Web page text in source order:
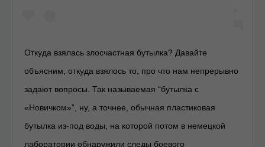
Откуда взялась злосчастная бутылка? Давайте
объясним, откуда взялось то, про что нам непрерывно
задают вопросы. Так называемая “бутылка с
«Новичком»”, ну, а точнее, обычная пластиковая
бутылка из-под воды, на которой потом в немецкой
лаборатории обнаружили следы боевого